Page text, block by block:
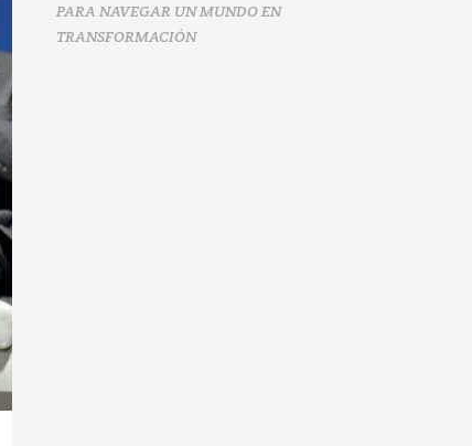
PARA NAVEGAR UN MUNDO EN
TRANSFORMACIÓN